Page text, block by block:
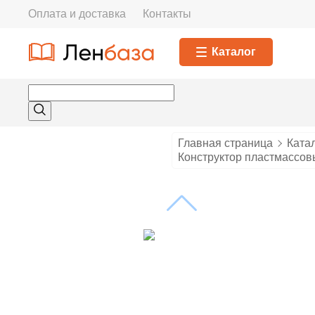
Оплата и доставка Контакты
Каталог
Главная страница
Конструктор